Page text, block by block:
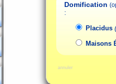
Domification
:
Placidus
Maisons
annuler